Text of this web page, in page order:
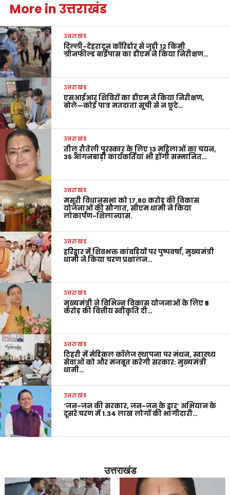
More in उत्तराखंड
उत्तराखंड
दिल्ली-देहरादून कॉरिडोर से जुड़ी 12 किमी
ग्रीनफील्ड बाईपास का डीएम ने किया निरीक्षण…
उत्तराखंड
एसआईआर शिविरों का डीएम ने किया निरीक्षण,
बोले—कोई पात्र मतदाता सूची से न छूटे…
उत्तराखंड
तीलू रौतेली पुरस्कार के लिए 13 महिलाओं का चयन,
35 आंगनबाड़ी कार्यकर्तियां भी होंगी सम्मानित…
उत्तराखंड
मसूरी विधानसभा को 17.80 करोड़ की विकास
योजनाओं की सौगात, सीएम धामी ने किया
लोकार्पण-शिलान्यास.
उत्तराखंड
हरिद्वार में शिवभक्त कांवड़ियों पर पुष्पवर्षा, मुख्यमंत्री
धामी ने किया चरण प्रक्षालन…
उत्तराखंड
मुख्यमंत्री ने विभिन्न विकास योजनाओं के लिए ₹5
करोड़ की वित्तीय स्वीकृति दी…
उत्तराखंड
टिहरी में मेडिकल कॉलेज स्थापना पर मंथन, स्वास्थ्य
सेवाओं को और मजबूत करेगी सरकार: मुख्यमंत्री
धामी…
उत्तराखंड
‘जन-जन की सरकार, जन-जन के द्वार’ अभियान के
दूसरे चरण में 1.34 लाख लोगों की भागीदारी…
उत्तराखंड